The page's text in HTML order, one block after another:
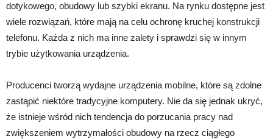
dotykowego, obudowy lub szybki ekranu. Na rynku dostępne jest
wiele rozwiązań, które mają na celu ochronę kruchej konstrukcji
telefonu. Każda z nich ma inne zalety i sprawdzi się w innym
trybie użytkowania urządzenia.
Producenci tworzą wydajne urządzenia mobilne, które są zdolne
zastąpić niektóre tradycyjne komputery. Nie da się jednak ukryć,
że istnieje wśród nich tendencja do porzucania pracy nad
zwiększeniem wytrzymałości obudowy na rzecz ciągłego